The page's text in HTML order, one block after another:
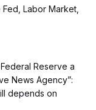
Labor Market,
Reserve a
News Agency”:
depends on